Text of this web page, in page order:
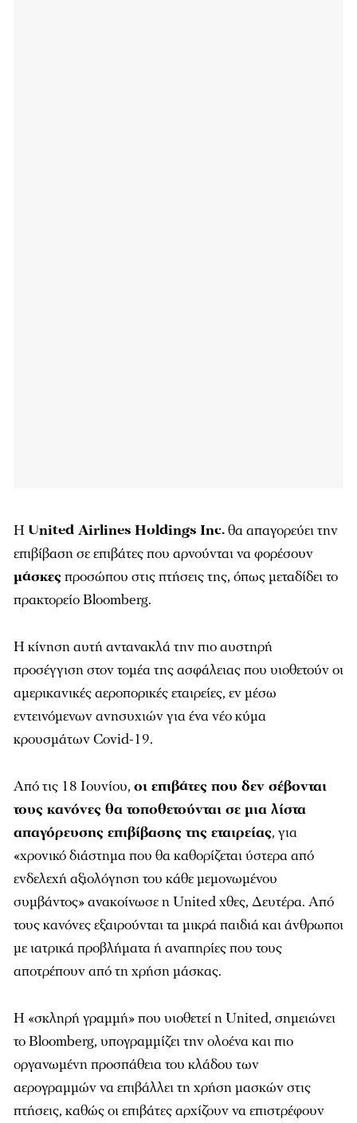
Η United Airlines Holdings Inc.θα απαγορεύει την
επιβίβαση σε επιβάτες που αρνούνται να φορέσουν
μάσκεςπροσώπου στις πτήσεις της, όπως μεταδίδει το
πρακτορείοBloomberg.
Η κίνηση αυτή αντανακλά την πιο αυστηρή
προσέγγιση στον τομέα της ασφάλειας που υιοθετούν οι
αμερικανικές αεροπορικές εταιρείες, εν μέσω
εντεινόμενων ανησυχιών για ένα νέο κύμα
κρουσμάτων Covid-19.
Από τις 18 Ιουνίου, οι επιβάτες που δεν σέβονται
τους κανόνες θα τοποθετούνται σε μια λίστα
απαγόρευσης επιβίβασης της εταιρείας, για
«χρονικό διάστημα που θα καθορίζεται ύστερα από
ενδελεχή αξιολόγηση του κάθε μεμονωμένου
συμβάντος» ανακοίνωσε η United χθες, Δευτέρα. Από
τους κανόνες εξαιρούνται τα μικρά παιδιά και άνθρωποι
με ιατρικά προβλήματα ή αναπηρίες που τους
αποτρέπουν από τη χρήση μάσκας.
Η «σκληρή γραμμή» που υιοθετεί η United, σημειώνει
τοBloomberg, υπογραμμίζει την ολοένα και πιο
οργανωμένη προσπάθεια του κλάδου των
αερογραμμών να επιβάλλει τη χρήση μασκών στις
πτήσεις, καθώς οι επιβάτες αρχίζουν να επιστρέφουν